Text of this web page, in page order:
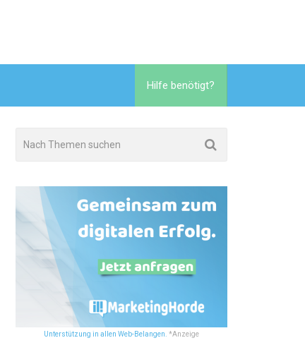
Hilfe benötigt?
Unterstützung in allen Web-Belangen. *Anzeige